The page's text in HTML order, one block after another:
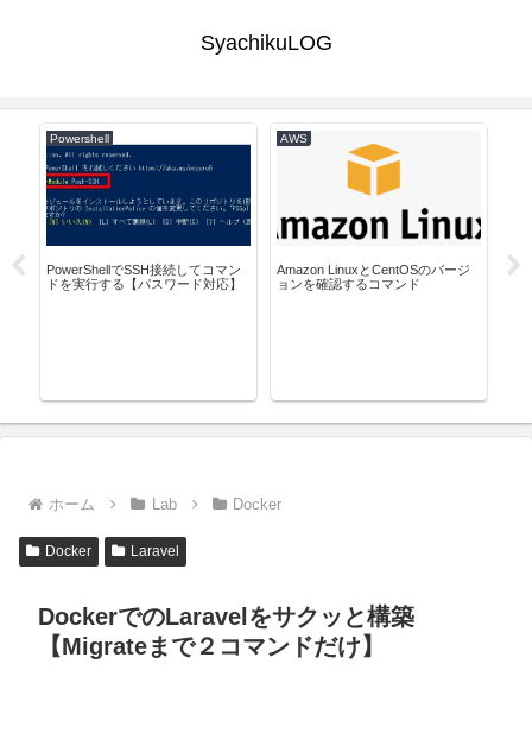
SyachikuLOG
デ
Powershell
PowerShellでSSH接続してコマン
ドを実行する【パスワード対応】
AWS
Amazon LinuxとCentOSのバージ
ョンを確認するコマンド
ホーム Lab Docker
Docker Laravel
DockerでのLaravelをサクッと構築
【Migrateまで２コマンドだけ】